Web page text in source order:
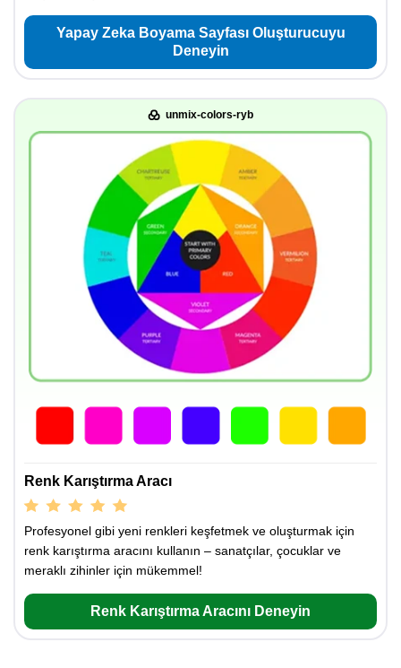
Yapay Zeka Boyama Sayfası Oluşturucuyu
Deneyin
unmix-colors-ryb
Renk Karıştırma Aracı
Profesyonel gibi yeni renkleri keşfetmek ve oluşturmak için
renk karıştırma aracını kullanın – sanatçılar, çocuklar ve
meraklı zihinler için mükemmel!
Renk Karıştırma Aracını Deneyin